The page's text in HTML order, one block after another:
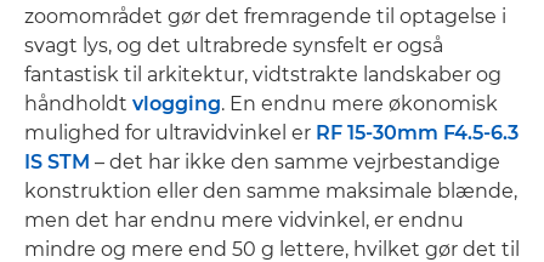
zoomområdet gør det fremragende til optagelse i
svagt lys, og det ultrabrede synsfelt er også
fantastisk til arkitektur, vidtstrakte landskaber og
håndholdt vlogging. En endnu mere økonomisk
mulighed for ultravidvinkel er RF 15-30mm F4.5-6.3
IS STM – det har ikke den samme vejrbestandige
konstruktion eller den samme maksimale blænde,
men det har endnu mere vidvinkel, er endnu
mindre og mere end 50 g lettere, hvilket gør det til